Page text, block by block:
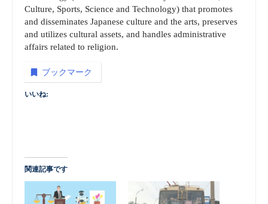
Culture, Sports, Science and Technology) that promotes
and disseminates Japanese culture and the arts, preserves
and utilizes cultural assets, and handles administrative
affairs related to religion.
ブックマーク
いいね:
関連記事です